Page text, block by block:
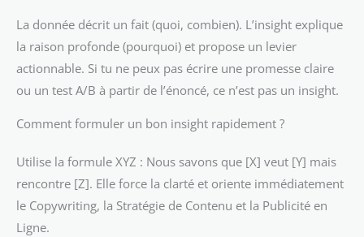
La donnée décrit un fait (quoi, combien). L’insight explique
la raison profonde (pourquoi) et propose un levier
actionnable. Si tu ne peux pas écrire une promesse claire
ou un test A/B à partir de l’énoncé, ce n’est pas un insight.
Comment formuler un bon insight rapidement ?
Utilise la formule XYZ : Nous savons que [X] veut [Y] mais
rencontre [Z]. Elle force la clarté et oriente immédiatement
le Copywriting, la Stratégie de Contenu et la Publicité en
Ligne.